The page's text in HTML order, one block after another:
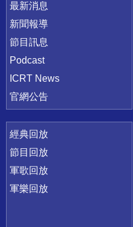
最新消息
新聞報導
節目訊息
Podcast
ICRT News
官網公告
經典回放
節目回放
軍歌回放
軍樂回放